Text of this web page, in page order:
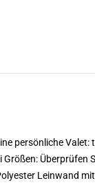
persönliche Valet:
Größen: Überprüfen
Leinwand